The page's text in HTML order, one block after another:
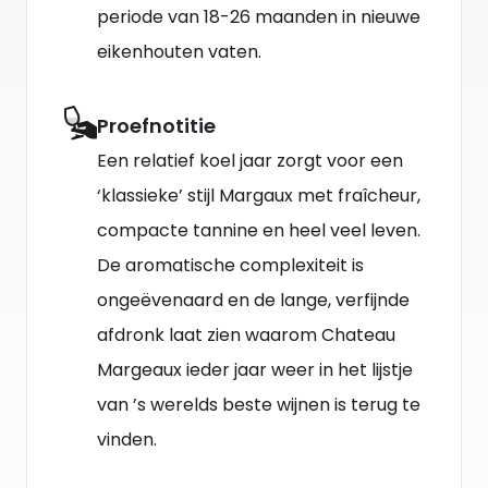
periode van 18-26 maanden in nieuwe
eikenhouten vaten.
Proefnotitie
Een relatief koel jaar zorgt voor een
‘klassieke’ stijl Margaux met fraîcheur,
compacte tannine en heel veel leven.
De aromatische complexiteit is
ongeëvenaard en de lange, verfijnde
afdronk laat zien waarom Chateau
Margeaux ieder jaar weer in het lijstje
van ’s werelds beste wijnen is terug te
vinden.